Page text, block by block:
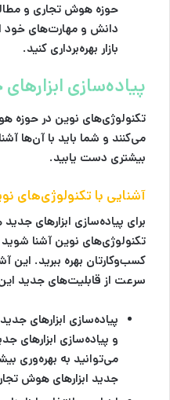
حوزه هوش تجاری و
دانش و مهارت‌های خود
بازار بهره‌برداری کنید.
پیاده‌سازی
تکنولوژی‌های نوین در
می‌کنند و شما باید با آن‌ها
بیشتری دست یابید.
آشنایی با تکنولوژی‌های
برای پیاده‌سازی ابزارهای
تکنولوژی‌های نوین آشنا شوید
کسب‌وکارتان بهره ببرید. این
سرعت از قابلیت‌های جدید این
پیاده‌سازی ابزارهای جدید
و پیاده‌سازی ابزارهای
می‌توانید به بهره‌وری
جدید ابزارهای هوش